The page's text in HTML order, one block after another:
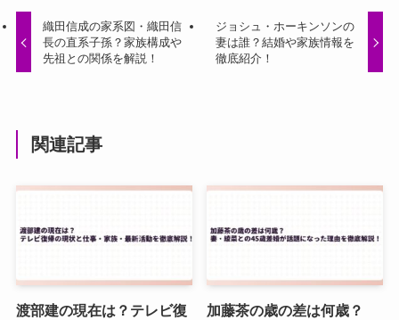
織田信成の家系図・織田信
長の直系子孫？家族構成や
先祖との関係を解説！
ジョシュ・ホーキンソンの
妻は誰？結婚や家族情報を
徹底紹介！
関連記事
渡部建の現在は？テレビ復
加藤茶の歳の差は何歳？